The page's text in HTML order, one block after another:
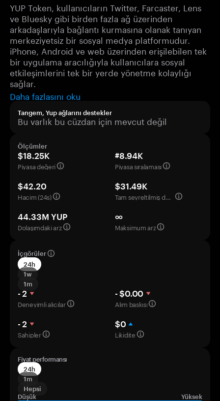
YUP Token, kullanıcıların Twitter, Farcaster, Lens
ve Bluesky gibi birden fazla ağ üzerinden
arkadaşlarıyla bağlantı kurmasına olanak tanıyan
merkeziyetsiz bir sosyal medya platformudur.
iPhone, Android ve web üzerinden erişilebilen tek
bir uygulama aracılığıyla kullanıcılara sosyal
etkileşimlerini tek bir yerde yönetme kolaylığı
sağlar.
Daha fazlasını oku
Tangem, Yup ağlarını destekler
Bu varlık bu cüzdan için mevcut değil
Ölçümler
$18.25K
Piyasa değeri
#8.94K
Piyasa sıralaması
$42.20
Hacim (24s)
$31.49K
Tam seyreltilmiş değerleme
44.33M YUP
Dolaşımdaki arz
∞
Maksimum arz
İçgörüler
24h
1w
1m
- 2
Deneyimli alıcılar
- $0.00
Alım baskısı
- 2
Sahipler
$0
Likidite
Fiyat performansı
24h
1m
Hepsi
Düşük
Yüksek